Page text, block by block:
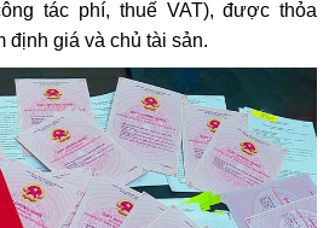
tác phí, thuế VAT), được thỏa
định giá và chủ tài sản.